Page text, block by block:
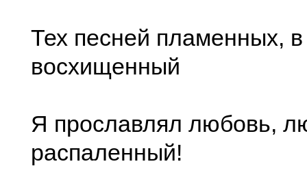
Тех песней пламенных,
восхищенный
Я прославлял любовь,
распаленный!